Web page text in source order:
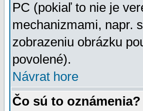
PC (pokiaľ to nie je
mechanizmami, napr.
zobrazeniu obrázku
povolené).
Návrat hore
Čo sú to oznámenia?